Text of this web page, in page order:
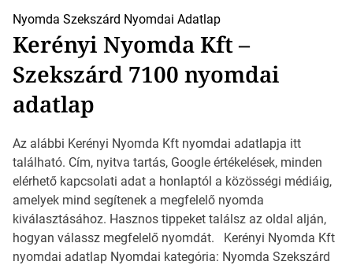
Nyomda Szekszárd Nyomdai Adatlap
Kerényi Nyomda Kft –
Szekszárd 7100 nyomdai
adatlap
Az alábbi Kerényi Nyomda Kft nyomdai adatlapja itt
található. Cím, nyitva tartás, Google értékelések, minden
elérhető kapcsolati adat a honlaptól a közösségi médiáig,
amelyek mind segítenek a megfelelő nyomda
kiválasztásához. Hasznos tippeket találsz az oldal alján,
hogyan válassz megfelelő nyomdát. Kerényi Nyomda Kft
nyomdai adatlap Nyomdai kategória: Nyomda Szekszárd